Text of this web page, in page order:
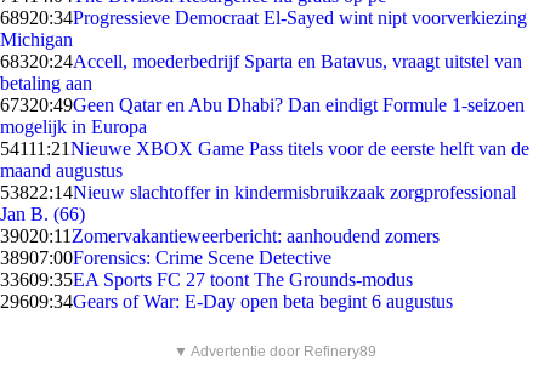
68920:34Progressieve Democraat El-Sayed wint nipt voorverkiezing
Michigan
68320:24Accell, moederbedrijf Sparta en Batavus, vraagt uitstel van
betaling aan
67320:49Geen Qatar en Abu Dhabi? Dan eindigt Formule 1-seizoen
mogelijk in Europa
54111:21Nieuwe XBOX Game Pass titels voor de eerste helft van de
maand augustus
53822:14Nieuw slachtoffer in kindermisbruikzaak zorgprofessional
Jan B. (66)
39020:11 Zomervakantieweerbericht: aanhoudend zomers
38907:00Forensics: Crime Scene Detective
33609:35EA Sports FC 27 toont The Grounds-modus
29609:34Gears of War: E-Day open beta begint 6 augustus
▼ Advertentie door Refinery89